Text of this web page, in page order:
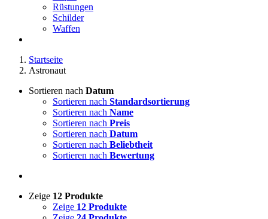
Rüstungen
Schilder
Waffen
Startseite
Astronaut
Sortieren nach Datum
Sortieren nach Standardsortierung
Sortieren nach Name
Sortieren nach Preis
Sortieren nach Datum
Sortieren nach Beliebtheit
Sortieren nach Bewertung
Zeige 12 Produkte
Zeige 12 Produkte